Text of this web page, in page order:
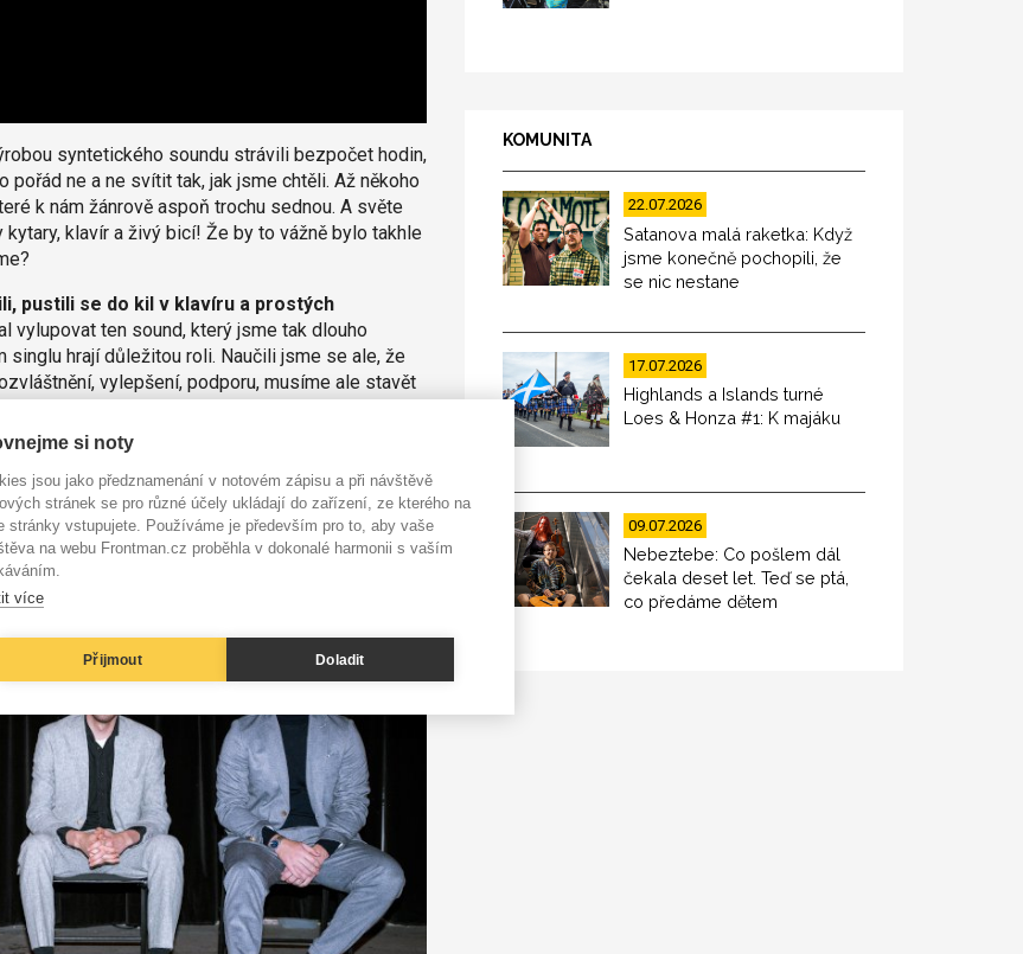
syntetického soundu strávili bezpočet hodin,
ne a ne svítit tak, jak jsme chtěli. Až někoho
k nám žánrově aspoň trochu sednou. A světe
klavír a živý bicí! Že by to vážně bylo takhle
pustili se do kil v klavíru a prostých
vylupovat ten sound, který jsme tak dlouho
hrají důležitou roli. Naučili jsme se ale, že
vylepšení, podporu, musíme ale stavět
dosáhnout
sound i celý song líbí!
KOMUNITA
22.07.2026
Satanova malá raketka: Když
jsme konečně pochopili, že
se nic nestane
17.07.2026
Highlands a Islands turné
Loes & Honza #1: K majáku
09.07.2026
Nebeztebe: Co pošlem dál
čekala deset let. Teď se ptá,
co předáme dětem
si noty
jsou jako předznamenání v notovém zápisu a při návštěvě
stránek se pro různé účely ukládají do zařízení, ze kterého na
stránky vstupujete. Používáme je především pro to, aby vaše
na webu Frontman.cz proběhla v dokonalé harmonii s vaším
více
Přijmout Doladit